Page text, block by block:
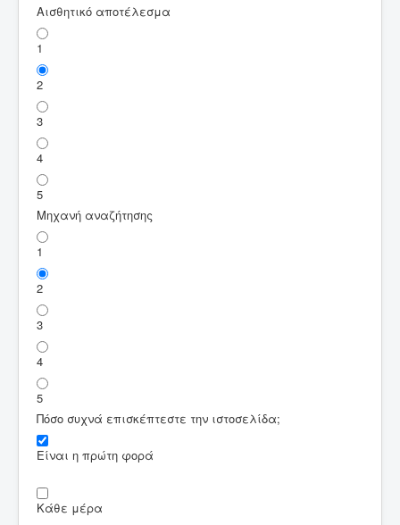
Αισθητικό αποτέλεσμα
1
2
3
4
5
Μηχανή αναζήτησης
1
2
3
4
5
Πόσο συχνά επισκέπτεστε την ιστοσελίδα;
Είναι η πρώτη φορά
Κάθε μέρα